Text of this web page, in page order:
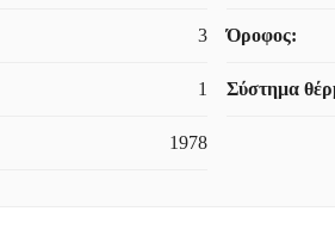
3
1
1978
Όροφος:
Σύστημα